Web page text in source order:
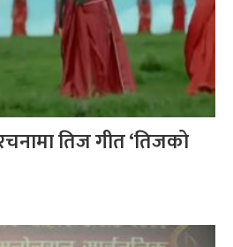
तिज गीत ‘तिजको